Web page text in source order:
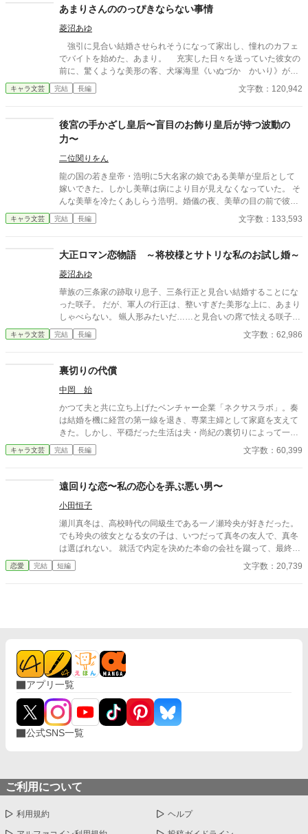
あまりさんののっぴきならない事情
菱沼あゆ
強引に見合い結婚させられそうになって家出し、憧れのカフェ
でバイトを始めた、あまり。 充実した日々を送っていた彼女の
前に、驚くような美形の客、犬塚海里《いぬづか かいり》が現
れた。 「何故、こんなところに居る？ 南条あまり」 「……嫌な
人と結婚させられそうになって、家を出たからです」 「それ、俺
と常連客となった元見合い相手、海里の日常。
キャラ文芸 完結 長編 文字数：120,942
後宮の手かざし皇后〜盲目のお飾り皇后が持つ波動の
力〜
二位関りをん
龍の国の若き皇帝・浩明に5大名家の娘である美華が皇后として
嫁いできた。しかし美華は病により目が見えなくなっていた。 そ
んな美華を冷たくあしらう浩明。婚儀の夜、美華の目の前で彼女
付きの女官が心臓発作に倒れてしまう。 その時。美華は慌てるこ
と無く駆け寄り、女官に手をかざすと女官は元気になる。 どうも
キャラ文芸 完結 長編 文字数：133,593
大正ロマン恋物語 ～将校様とサトリな私のお試し婚～
菱沼あゆ
華族の三条家の跡取り息子、三条行正と見合い結婚することにな
った咲子。 だが、軍人の行正は、整いすぎた美形な上に、あまり
しゃべらない。 蝋人形みたいだ……と見合いの席で怯える咲子だ
ったが。 実は、咲子には、人の心を読めるチカラがあって――。
キャラ文芸 完結 長編 文字数：62,986
裏切りの代償
中岡 始
かつて夫と共に立ち上げたベンチャー企業「ネクサスラボ」。奏
は結婚を機に経営の第一線を退き、専業主婦として家庭を支えて
きた。しかし、平穏だった生活は夫・尚紀の裏切りによって一変
する。彼の部下であり不倫相手の優美が、会社を混乱に陥れつつ
あったのだ。 尚紀の冷たい態度と優美の挑発に苦しむ中、奏は再
め、かつての仲間や信頼できる協力者たちと連携しながら、会社
を立て直すための計画を進める奏。だが、それは尚紀と優美の野
望を徹底的に打ち砕く覚悟でもあった。 取締役会での対決、揺れ
る社内外の信頼、そして壊れた夫婦の絆の果てに待つのは――。
自分の誇りと未来を取り戻すため、すべてを賭けて挑む奏の闘
い。復讐の果てに見える新たな希望と、繊細な人間ドラマが交錯
キャラ文芸 完結 長編 文字数：60,399
遠回りな恋〜私の恋心を弄ぶ悪い男〜
小田恒子
瀬川真冬は、高校時代の同級生である一ノ瀬玲央が好きだった。
でも玲央の彼女となる女の子は、いつだって真冬の友人で、真冬
は選ばれない。 就活で内定を決めた本命の会社を蹴って、最終的
には玲央の父が経営する会社へ就職をする。 そこには玲央がい
る。 それなのに、私は玲央に選ばれない…… そんなある日、玲央
恋愛 完結 短編 文字数：20,739
アプリ一覧
公式SNS一覧
ご利用について
利用規約 ヘルプ